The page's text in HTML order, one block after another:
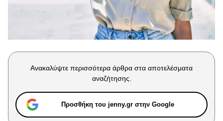
Working Girl
Πρόσωπα
Celebrities
True Stories
Ask the Guru
Ανακαλύψτε περισσότερα άρθρα στα αποτελέσματα
αναζήτησης.
Προσθήκη του jenny.gr στην Google